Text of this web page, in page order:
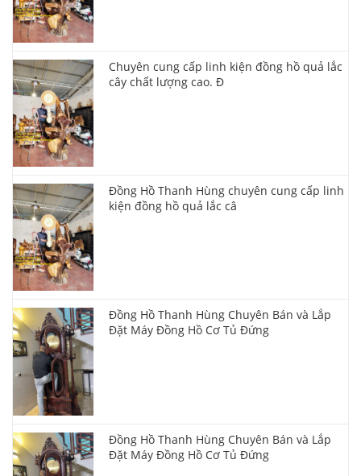
Chuyên cung cấp linh kiện đồng hồ quả lắc
cây chất lượng cao. Đ
Đồng Hồ Thanh Hùng chuyên cung cấp linh
kiện đồng hồ quả lắc câ
Đồng Hồ Thanh Hùng Chuyên Bán và Lắp
Đặt Máy Đồng Hồ Cơ Tủ Đứng
Đồng Hồ Thanh Hùng Chuyên Bán và Lắp
Đặt Máy Đồng Hồ Cơ Tủ Đứng